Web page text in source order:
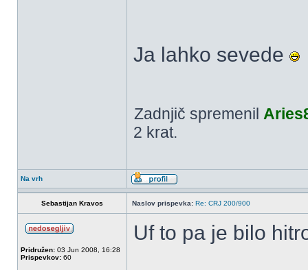
Ja lahko sevede
Zadnjič spremenil
2 krat.
Na vrh
Sebastijan Kravos Naslov prispevka: Re: CRJ 200/900
Pridružen: 03 Jun 2008, 16:28
Prispevkov: 60
Uf to pa je bilo